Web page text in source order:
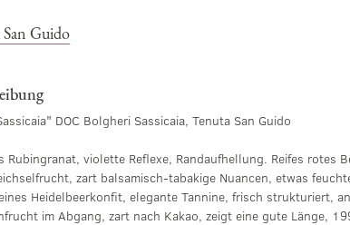
Guido
DOC Bolgheri Sassicaia, Tenuta San Guido
Rubingranat, violette Reflexe, Randaufhellung. Reifes rotes
zart balsamisch-tabakige Nuancen, etwas
Heidelbeerkonfit, elegante Tannine, frisch strukturiert,
im Abgang, zart nach Kakao, zeigt eine gute Länge,